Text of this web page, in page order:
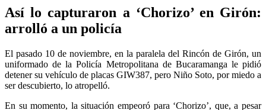
Así lo capturaron a ‘Chorizo’ en Girón:
arrolló a un policía
El pasado 10 de noviembre, en la paralela del Rincón de Girón, un
uniformado de la Policía Metropolitana de Bucaramanga le pidió
detener su vehículo de placas GIW387, pero Niño Soto, por miedo a
ser descubierto, lo atropelló.
En su momento, la situación empeoró para ‘Chorizo’, que, a pesar